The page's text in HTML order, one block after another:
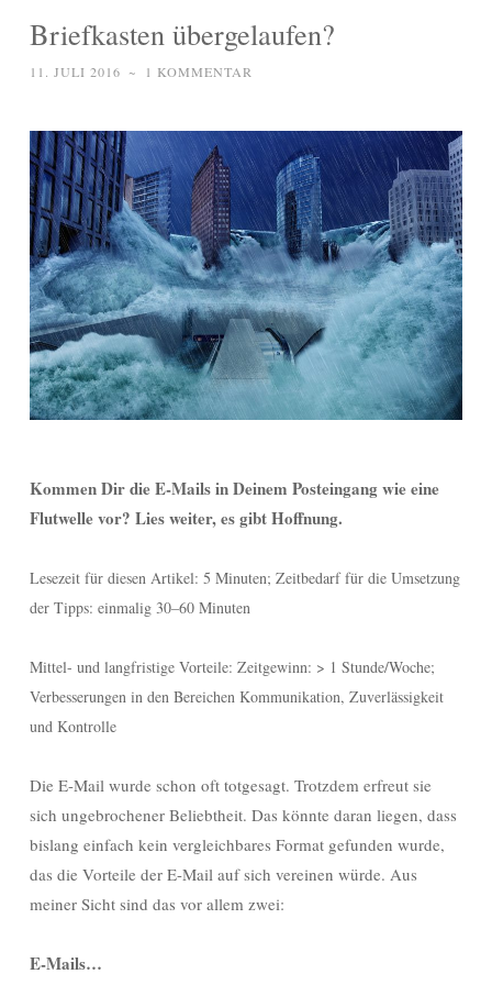
Briefkasten übergelaufen?
11. JULI 2016 ~ 1 KOMMENTAR
Kommen Dir die E-Mails in Deinem Posteingang wie eine
Flutwelle vor? Lies weiter, es gibt Hoffnung.
Lesezeit für diesen Artikel: 5 Minuten; Zeitbedarf für die Umsetzung
der Tipps: einmalig 30–60 Minuten
Mittel- und langfristige Vorteile: Zeitgewinn: > 1 Stunde/Woche;
Verbesserungen in den Bereichen Kommunikation, Zuverlässigkeit
und Kontrolle
Die E-Mail wurde schon oft totgesagt. Trotzdem erfreut sie
sich ungebrochener Beliebtheit. Das könnte daran liegen, dass
bislang einfach kein vergleichbares Format gefunden wurde,
das die Vorteile der E-Mail auf sich vereinen würde. Aus
meiner Sicht sind das vor allem zwei:
E-Mails…